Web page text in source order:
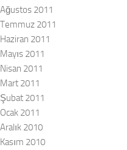
Ağustos 2011
Temmuz 2011
Haziran 2011
Mayıs 2011
Nisan 2011
Mart 2011
Şubat 2011
Ocak 2011
Aralık 2010
Kasım 2010